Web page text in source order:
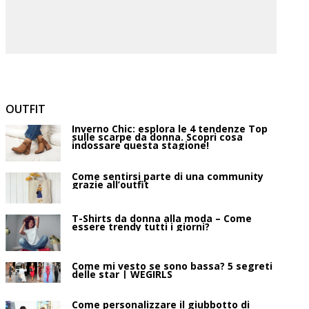
OUTFIT
Inverno Chic: esplora le 4 tendenze Top
sulle scarpe da donna. Scopri cosa
indossare questa stagione!
Come sentirsi parte di una community
grazie all’outfit
T-Shirts da donna alla moda – Come
essere trendy tutti i giorni?
Come mi vesto se sono bassa? 5 segreti
delle star | WEGIRLS
Come personalizzare il giubbotto di